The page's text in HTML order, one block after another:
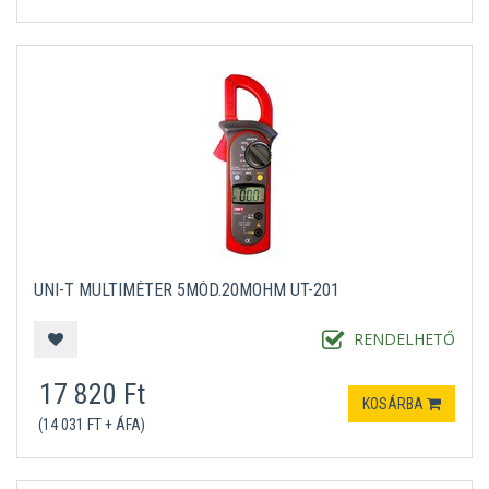
UNI-T MULTIMÉTER 5MÓD.20MOHM UT-201
RENDELHETŐ
17 820 Ft
(14 031 FT + ÁFA)
KOSÁRBA